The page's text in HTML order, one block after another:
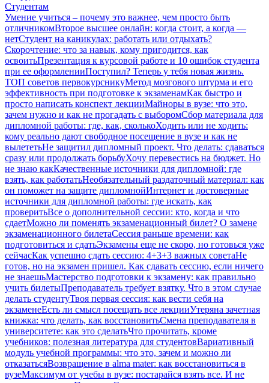
Студентам
Умение учиться – почему это важнее, чем просто быть
отличникомВторое высшее онлайн: когда стоит, а когда —
нетСтудент на каникулах: работать или отдыхать?
Скорочтение: что за навык, кому пригодится, как
освоитьПрезентация к курсовой работе и 10 ошибок студента
при ее оформленииПоступил? Теперь у тебя новая жизнь.
ТОП советов первокурсникуМетод мозгового штурма и его
эффективность при подготовке к экзаменамКак быстро и
просто написать конспект лекцииМайноры в вузе: что это,
зачем нужно и как не прогадать с выборомСбор материала для
дипломной работы: где, как, сколькоХодить или не ходить:
кому реально дают свободное посещение в вузе и как не
вылететьНе защитил дипломный проект. Что делать: сдаваться
сразу или продолжать борьбуХочу перевестись на бюджет. Но
не знаю какКачественные источники для дипломной: где
взять, как работатьНеобязательный раздаточный материал: как
он поможет на защите дипломнойИнтернет и достоверные
источники для дипломной работы: где искать, как
проверитьВсе о дополнительной сессии: кто, когда и что
сдаетМожно ли поменять экзаменационный билет? О замене
экзаменационного билетаСессия раньше времени: как
подготовиться и сдатьЭкзамены еще не скоро, но готовься уже
сейчасКак успешно сдать сессию: 4+3+3 важных советаНе
готов, но на экзамен пришел. Как сдавать сессию, если ничего
не знаешьМастерство подготовки к экзамену: как правильно
учить билетыПреподаватель требует взятку. Что в этом случае
делать студентуТвоя первая сессия: как вести себя на
экзаменеЕсть ли смысл посещать все лекцииУтеряна зачетная
книжка: что делать, как восстановитьСмена преподавателя в
университете: как это сделатьЧто прочитать, кроме
учебников: полезная литература для студентовВариативный
модуль учебной программы: что это, зачем и можно ли
отказатьсяВозвращение в alma mater: как восстановиться в
вузеМаксимум от учебы в вузе: постарайся взять все. И не